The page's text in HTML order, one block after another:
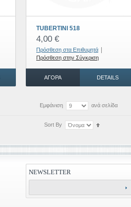
TUBERTINI 518
4,00 €
Πρόσθεση στα Επιθυμητά
Πρόσθεση στην Σύγκριση
ΑΓΟΡΆ DETAILS
Εμφάνιση ανά σελίδα
Sort By
NEWSLETTER